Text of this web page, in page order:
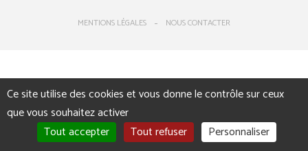
MENTIONS LÉGALES NOUS CONTACTER
Ce site utilise des cookies et vous donne le contrôle sur ceux
que vous souhaitez activer
Tout accepter
Tout refuser Personnaliser